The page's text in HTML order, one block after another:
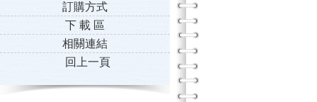
訂購方式
下 載 區
相關連結
回上一頁